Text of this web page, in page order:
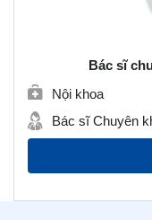
Bác sĩ
Nội khoa
Bác sĩ Chuyên